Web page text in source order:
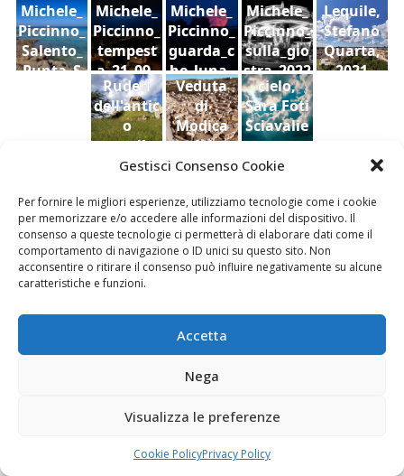
Gestisci Consenso Cookie
Per fornire le migliori esperienze, utilizziamo tecnologie come i cookie
per memorizzare e/o accedere alle informazioni del dispositivo. Il
consenso a queste tecnologie ci permetterà di elaborare dati come il
comportamento di navigazione o ID unici su questo sito. Non
acconsentire o ritirare il consenso può influire negativamente su alcune
caratteristiche e funzioni.
Accetta
Nega
Visualizza le preferenze
Cookie PolicyPrivacy Policy
Michele_
Piccinno_
Salento_
Punta_S
Michele_
Piccinno_
tempest
a_21_09_
2022
Michele_
Piccinno_
guarda_c
he_luna_
2022
Michele_
Piccinno_
sulla_gio
stra_2022
Lequile,
Stefano
Quarta,
2021
Ruderi
dell'antic
o
castello
di Aidone
Dario
Bottaro
Veduta
di
Modica
dal
Castello
contea ,
Giacomo
Vespo
cielo,
Sara Foti
Sciavalie
re
Le Stanze di Arte e Luoghi | Albergo diffuso
della Cultura
Fai clic per accettare i cookie marketing e